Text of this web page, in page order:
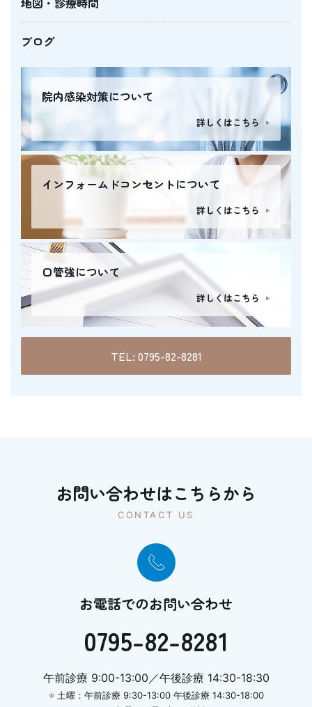
ブログ
院内感染対策について
詳しくはこちら
インフォームドコンセントについて
詳しくはこちら
口管強について
詳しくはこちら
TEL: 0795-82-8281
お問い合わせはこちらから
CONTACT US
お電話でのお問い合わせ
0795-82-8281
午前診療 9:00-13:00／午後診療 14:30-18:30
※土曜：午前診療 9:30-13:00 午後診療 14:30-18:00